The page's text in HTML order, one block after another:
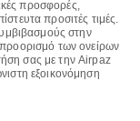
προσφορές,
προσιτές τιμές.
στην
των ονείρων
σας με την Airpaz
εξοικονόμηση